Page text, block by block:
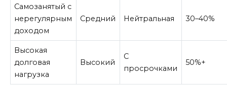
Самозанятый с
нерегулярным
доходом
Средний Нейтральная 30–40%
Высокая
долговая
нагрузка
Высокий
С
просрочками
50%+